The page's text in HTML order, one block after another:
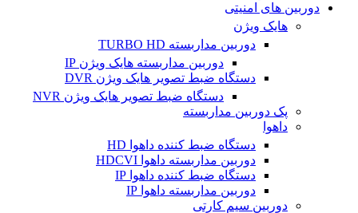
دوربین های امنیتی
هایک ویژن
دوربین مداربسته TURBO HD
دوربین مداربسته هایک ویژن IP
دستگاه ضبط تصویر هایک ویژن DVR
دستگاه ضبط تصویر هایک ویژن NVR
پک دوربین مداربسته
داهوا
دستگاه ضبط کننده داهوا HD
دوربین مداربسته داهوا HDCVI
دستگاه ضبط کننده داهوا IP
دوربین مداربسته داهوا IP
دوربین سیم کارتی